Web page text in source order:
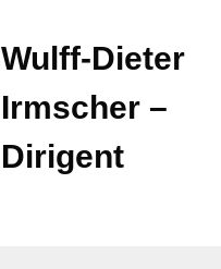
Wulff-Dieter
Irmscher –
Dirigent